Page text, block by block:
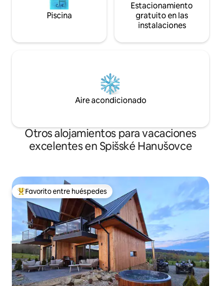
Piscina
Estacionamiento
gratuito en las
instalaciones
Aire acondicionado
Otros alojamientos para vacaciones
excelentes en Spišské Hanušovce
Favorito entre huéspedes preferido
Favorito entre huéspedes